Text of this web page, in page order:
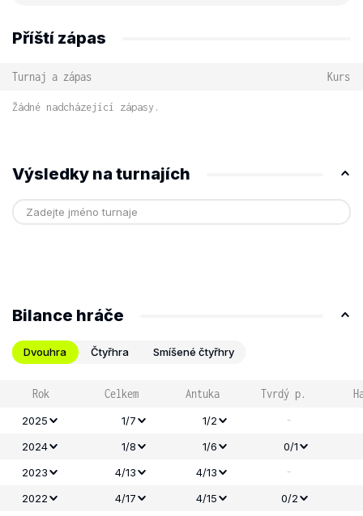
Příští zápas
Turnaj a zápas Kurs
Žádné nadcházející zápasy.
Výsledky na turnajích
Bilance hráče
Dvouhra Čtyřhra Smíšené čtyřhry
Rok Celkem Antuka Tvrdý p.
2025 1/7 1/2 -
2024 1/8 1/6
0/1
2023
4/13 4/13 -
2022 4/17 4/15
0/2